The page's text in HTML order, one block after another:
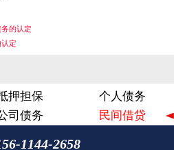
的认定
定
押担保
个人债务
司债务 民间借贷
1144-2658